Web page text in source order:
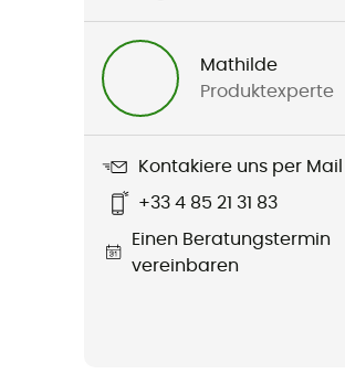
Wasserdichtigkeit
Passform
Responsible Down Standard / PFC-Free
Mathilde
Produktexperte
Kontakiere uns per Mail
+33 4 85 21 31 83
Einen Beratungstermin
vereinbaren